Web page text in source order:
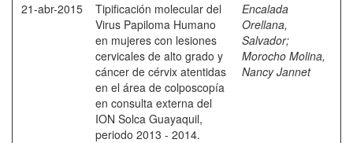
21-abr-2015
Tipificación molecular del
Virus Papiloma Humano
en mujeres con lesiones
cervicales de alto grado y
cáncer de cérvix atentidas
en el área de colposcopía
en consulta externa del
ION Solca Guayaquil,
periodo 2013 - 2014.
Encalada
Orellana,
Salvador;
Morocho Molina,
Nancy Jannet